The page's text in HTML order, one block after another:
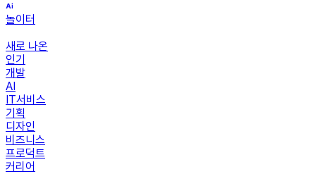
놀이터
새로 나온
인기
개발
AI
IT서비스
기획
디자인
비즈니스
프로덕트
커리어